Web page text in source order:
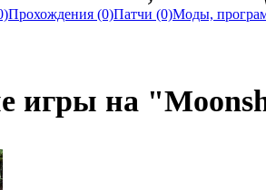
Прохождения (0)Патчи (0)Моды,
игры на